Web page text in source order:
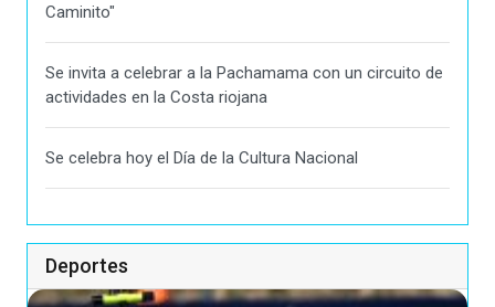
Caminito"
Se invita a celebrar a la Pachamama con un circuito de
actividades en la Costa riojana
Se celebra hoy el Día de la Cultura Nacional
Deportes